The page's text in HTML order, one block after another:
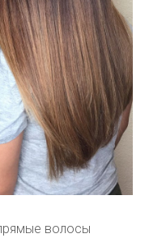
волосы